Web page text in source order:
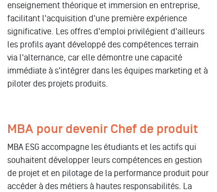
enseignement théorique et immersion en entreprise,
facilitant l'acquisition d'une première expérience
significative. Les offres d'emploi privilégient d'ailleurs
les profils ayant développé des compétences terrain
via l'alternance, car elle démontre une capacité
immédiate à s'intégrer dans les équipes marketing et à
piloter des projets produits.
MBA pour devenir Chef de produit
MBA ESG accompagne les étudiants et les actifs qui
souhaitent développer leurs compétences en gestion
de projet et en pilotage de la performance produit pour
accéder à des métiers à hautes responsabilités. La